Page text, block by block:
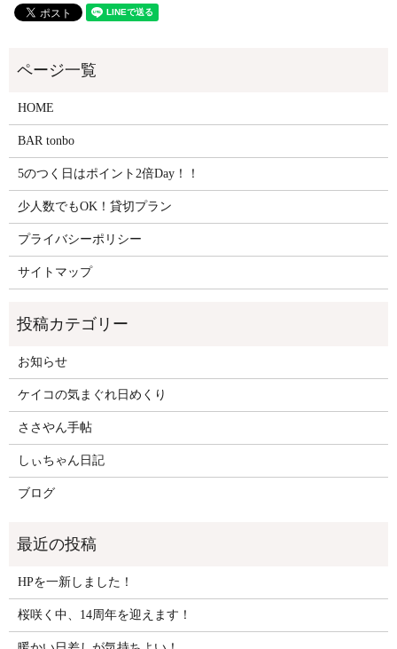
HOME
BAR tonbo
5のつく日はポイント2倍Day！！
少人数でもOK！貸切プラン
プライバシーポリシー
サイトマップ
お知らせ
ケイコの気まぐれ日めくり
ささやん手帖
しぃちゃん日記
ブログ
HPを一新しました！
桜咲く中、14周年を迎えます！